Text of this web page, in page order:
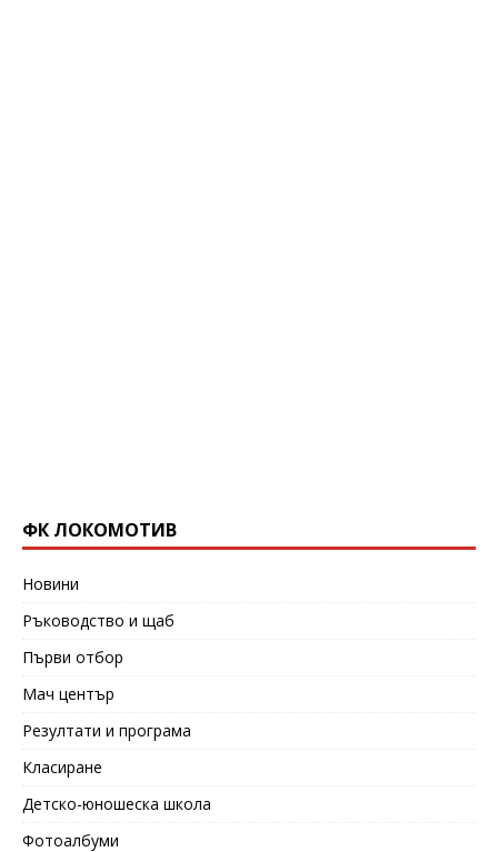
ФК ЛОКОМОТИВ
Новини
Ръководство и щаб
Първи отбор
Мач център
Резултати и програма
Класиране
Детско-юношеска школа
Фотоалбуми